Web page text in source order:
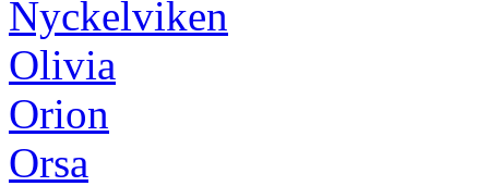
Nyckelviken
Olivia
Orion
Orsa